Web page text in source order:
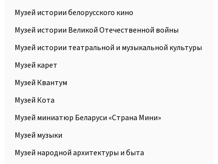
Музей истории белорусского кино
Музей истории Великой Отечественной войны
Музей истории театральной и музыкальной культуры
Музей карет
Музей Квантум
Музей Кота
Музей миниатюр Беларуси «Страна Мини»
Музей музыки
Музей народной архитектуры и быта